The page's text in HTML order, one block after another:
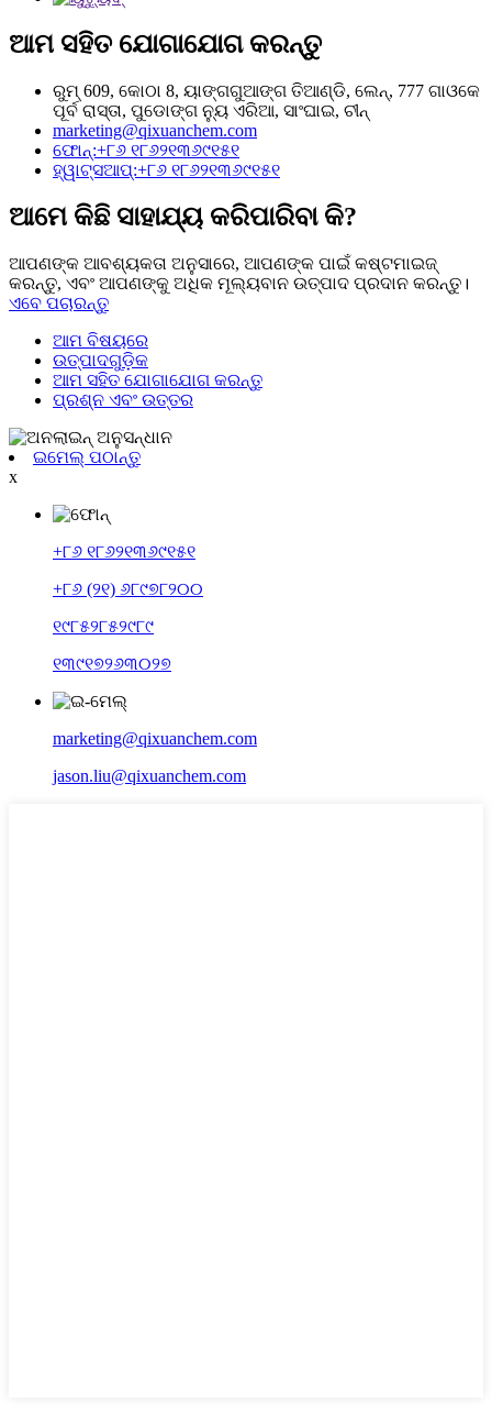
ଆମ ସହିତ ଯୋଗାଯୋଗ କରନ୍ତୁ
ରୁମ୍ 609, କୋଠା 8, ୟାଙ୍ଗଗୁଆଙ୍ଗ ତିଆଣ୍ଡି, ଲେନ୍, 777 ଗାଓକେ
ପୂର୍ବ ରାସ୍ତା, ପୁଡୋଙ୍ଗ ନ୍ୟୁ ଏରିଆ, ସାଂଘାଇ, ଚୀନ୍
marketing@qixuanchem.com
ଫୋନ୍:+୮୬ ୧୮୬୨୧୩୬୯୧୫୧
ହ୍ୱାଟ୍ସଆପ୍:+୮୬ ୧୮୬୨୧୩୬୯୧୫୧
ଆମେ କିଛି ସାହାଯ୍ୟ କରିପାରିବା କି?
ଆପଣଙ୍କ ଆବଶ୍ୟକତା ଅନୁସାରେ, ଆପଣଙ୍କ ପାଇଁ କଷ୍ଟମାଇଜ୍
କରନ୍ତୁ, ଏବଂ ଆପଣଙ୍କୁ ଅଧିକ ମୂଲ୍ୟବାନ ଉତ୍ପାଦ ପ୍ରଦାନ କରନ୍ତୁ।
ଏବେ ପଚାରନ୍ତୁ
ଆମ ବିଷୟରେ
ଉତ୍ପାଦଗୁଡ଼ିକ
ଆମ ସହିତ ଯୋଗାଯୋଗ କରନ୍ତୁ
ପ୍ରଶ୍ନ ଏବଂ ଉତ୍ତର
ଇମେଲ୍ ପଠାନ୍ତୁ
x
+୮୬ ୧୮୬୨୧୩୬୯୧୫୧
+୮୬ (୨୧) ୬୮୯୭୮୨୦୦
୧୯୮୫୨୮୫୨୯୮୯
୧୩୯୧୭୨୬୩୦୨୭
marketing@qixuanchem.com
jason.liu@qixuanchem.com